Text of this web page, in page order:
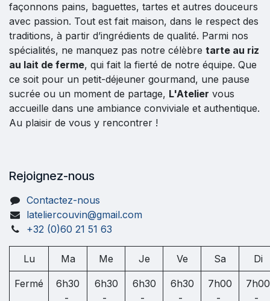
façonnons pains, baguettes, tartes et autres douceurs
avec passion. Tout est fait maison, dans le respect des
traditions, à partir d’ingrédients de qualité. Parmi nos
spécialités, ne manquez pas notre célèbre tarte au riz
au lait de ferme, qui fait la fierté de notre équipe. Que
ce soit pour un petit-déjeuner gourmand, une pause
sucrée ou un moment de partage, L'Atelier vous
accueille dans une ambiance conviviale et authentique.
Au plaisir de vous y rencontrer !
Rejoignez-nous
Contactez-nous
lateliercouvin@gmail.com
+32 (0)60 21 51 63
Lu Ma Me Je Ve Sa Di
Fermé
6h30
-
6h30
-
6h30
-
6h30
-
7h00
-
7h00
-